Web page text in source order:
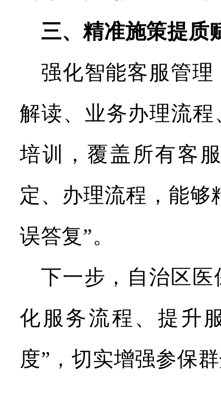
三、精准施策提质
强化智能客服管
解读、业务办理流
培训，覆盖所有客
定、办理流程，能够
误答复”。
下一步，自治区
化服务流程、提升
度”，切实增强参保